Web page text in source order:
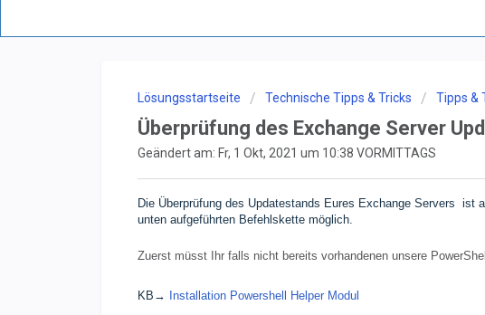
Lösungsstartseite Technische Tipps & Tricks Tipps &
Überprüfung des Exchange Server
Geändert am: Fr, 1 Okt, 2021 um 10:38 VORMITTAGS
Die Überprüfung des Updatestands Eures Exchange Servers ist
unten aufgeführten Befehlskette möglich.
Zuerst müsst Ihr falls nicht bereits vorhandenen unsere
KB→ Installation Powershell Helper Modul